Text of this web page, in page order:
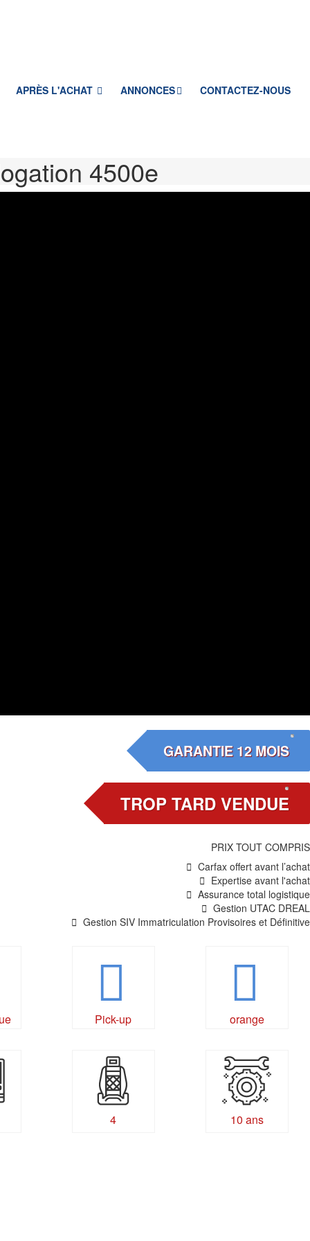
APRÈS L'ACHAT ANNONCES CONTACTEZ-NOUS
4500e
GARANTIE 12 MOIS
TROP TARD VENDUE
PRIX TOUT COMPRIS
Carfax offert avant l’achat
Expertise avant l'achat
Assurance total logistique
Gestion UTAC DREAL
Gestion SIV Immatriculation Provisoires et Définitive
Pick-up orange
4 10 ans